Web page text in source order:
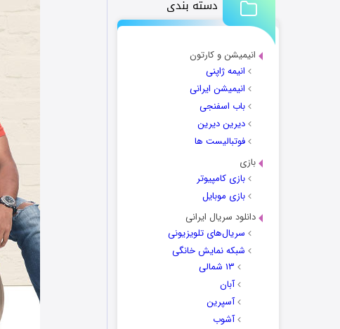
دسته بندی
انیمیشن و کارتون
انیمه ژاپنی
انیمیشن ایرانی
باب اسفنجی
دیرین دیرین
فوتبالیست ها
بازی
بازی کامپیوتر
بازی موبایل
دانلود سریال ایرانی
سریال‌های تلویزیونی
شبکه نمایش خانگی
۱۳ شمالی
آبان
آسپرین
آشوب